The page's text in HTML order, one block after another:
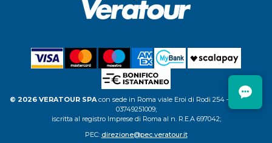
© 2026 VERATOUR SPAcon sede in Roma viale Eroi di Rodi 254 – C.F. P.IVA
03749251009;
iscritta al registro Imprese di Roma al n. R.E.A 697042;
PEC: direzione@pec.veratour.it